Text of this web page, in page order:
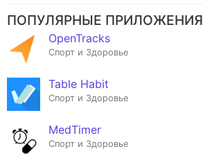
ПОПУЛЯРНЫЕ ПРИЛОЖЕНИЯ
OpenTracks
Спорт и Здоровье
Table Habit
Спорт и Здоровье
MedTimer
Спорт и Здоровье